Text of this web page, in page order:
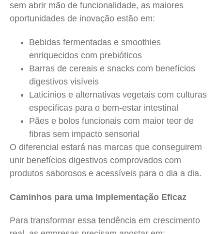
sem abrir mão de funcionalidade, as maiores
oportunidades de inovação estão em:
Bebidas fermentadas e smoothies
enriquecidos com prebióticos
Barras de cereais e snacks com benefícios
digestivos visíveis
Laticínios e alternativas vegetais com culturas
específicas para o bem-estar intestinal
Pães e bolos funcionais com maior teor de
fibras sem impacto sensorial
O diferencial estará nas marcas que conseguirem
unir benefícios digestivos comprovados com
produtos saborosos e acessíveis para o dia a dia.
Caminhos para uma Implementação Eficaz
Para transformar essa tendência em crescimento